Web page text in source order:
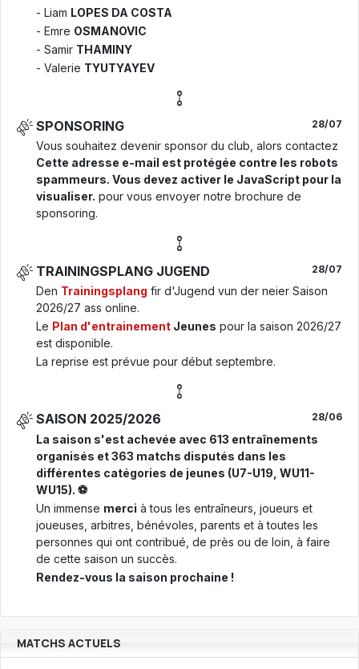
- Liam LOPES DA COSTA
- Emre OSMANOVIC
- Samir THAMINY
- Valerie TYUTYAYEV
SPONSORING 28/07
Vous souhaitez devenir sponsor du club, alors contactez
Cette adresse e-mail est protégée contre les robots
spammeurs. Vous devez activer le JavaScript pour la
visualiser. pour vous envoyer notre brochure de
sponsoring.
TRAININGSPLANG JUGEND 28/07
Den Trainingsplang fir d'Jugend vun der neier Saison
2026/27 ass online.
Le Plan d'entrainement Jeunes pour la saison 2026/27
est disponible.
La reprise est prévue pour début septembre.
SAISON 2025/2026 28/06
La saison s'est achevée avec 613 entraînements
organisés et 363 matchs disputés dans les
différentes catégories de jeunes (U7-U19, WU11-
WU15). ⚽
Un immense merci à tous les entraîneurs, joueurs et
joueuses, arbitres, bénévoles, parents et à toutes les
personnes qui ont contribué, de près ou de loin, à faire
de cette saison un succès.
Rendez-vous la saison prochaine !
MATCHS ACTUELS